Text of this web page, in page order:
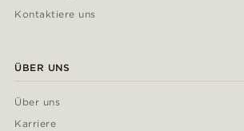
Kontaktiere uns
ÜBER UNS
Über uns
Karriere